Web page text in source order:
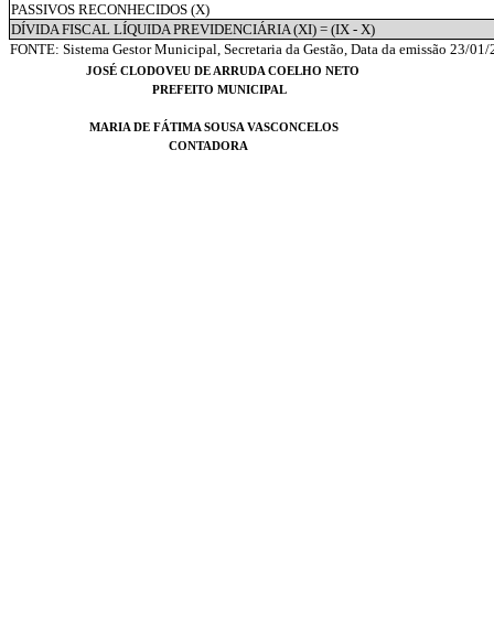
PASSIVOS RECONHECIDOS (X)
DÍVIDA FISCAL LÍQUIDA PREVIDENCIÁRIA (XI) = (IX - X)
FONTE: Sistema Gestor Municipal, Secretaria da Gestão, Data da emissão 23/01/
JOSÉ CLODOVEU DE ARRUDA COELHO NETO
PREFEITO MUNICIPAL
MARIA DE FÁTIMA SOUSA VASCONCELOS
CONTADORA